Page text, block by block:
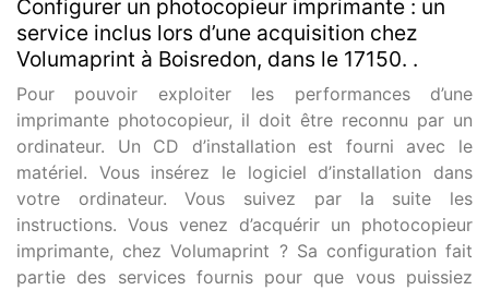
Configurer un photocopieur imprimante : un
service inclus lors d’une acquisition chez
Volumaprint à Boisredon, dans le 17150. .
Pour pouvoir exploiter les performances d’une
imprimante photocopieur, il doit être reconnu par un
ordinateur. Un CD d’installation est fourni avec le
matériel. Vous insérez le logiciel d’installation dans
votre ordinateur. Vous suivez par la suite les
instructions. Vous venez d’acquérir un photocopieur
imprimante, chez Volumaprint ? Sa configuration fait
partie des services fournis pour que vous puissiez